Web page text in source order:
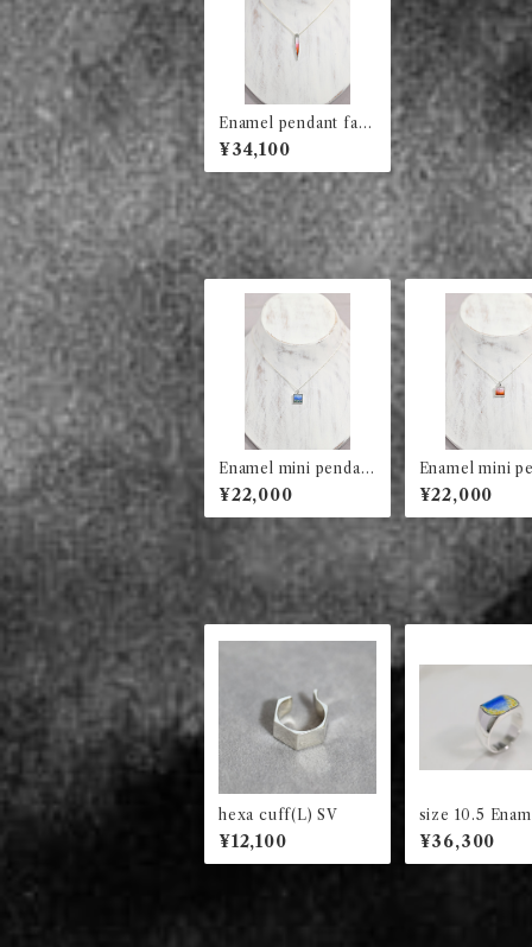
Enamel pendant fan
g (red)
¥34,100
Enamel mini pendant
square (blue abstrac
t)
¥22,000
Enamel mini
square (red)
¥22,000
hexa cuff(L) SV
¥12,100
size 10.5
net ring long
(銀杏並木)
¥36,300